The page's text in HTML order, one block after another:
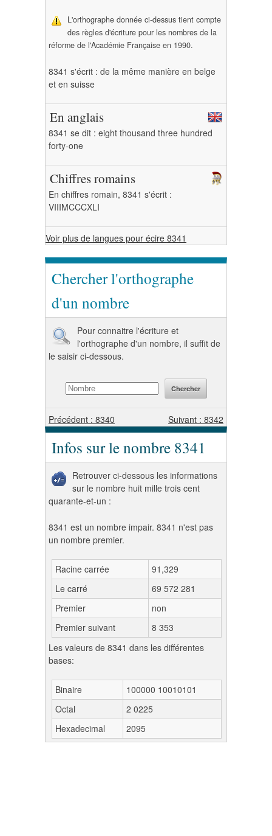
L'orthographe donnée ci-dessus tient compte
des règles d'écriture pour les nombres de la
réforme de l'Académie Française en 1990.
8341 s'écrit : de la même manière en belge
et en suisse
En anglais
8341 se dit : eight thousand three hundred
forty-one
Chiffres romains
En chiffres romain, 8341 s'écrit :
VIIIMCCCXLI
Voir plus de langues pour écire 8341
Chercher l'orthographe
d'un nombre
Pour connaitre l'écriture et
l'orthographe d'un nombre, il suffit de
le saisir ci-dessous.
Précédent : 8340 Suivant : 8342
Infos sur le nombre 8341
Retrouver ci-dessous les informations
sur le nombre huit mille trois cent
quarante-et-un :
8341 est un nombre impair. 8341 n'est pas
un nombre premier.
Racine carrée
91,329
Le carré
69 572 281
Premier
non
Premier suivant
8 353
Les valeurs de 8341 dans les différentes
bases:
Binaire
100000 10010101
Octal
2 0225
Hexadecimal
2095